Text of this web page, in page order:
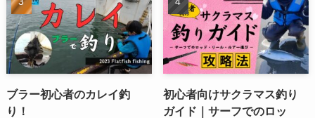
ブラー初心者のカレイ釣
り！
初心者向けサクラマス釣り
ガイド｜サーフでのロッ